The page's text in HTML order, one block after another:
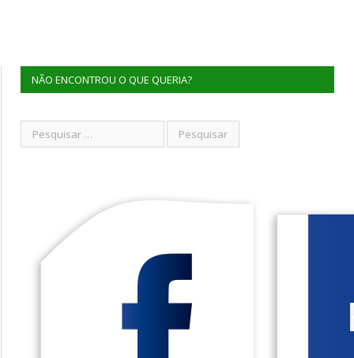
NÃO ENCONTROU O QUE QUERIA?